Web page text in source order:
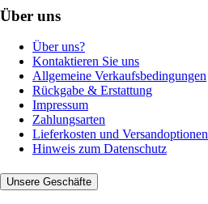
Über uns
Über uns?
Kontaktieren Sie uns
Allgemeine Verkaufsbedingungen
Rückgabe & Erstattung
Impressum
Zahlungsarten
Lieferkosten und Versandoptionen
Hinweis zum Datenschutz
Unsere Geschäfte